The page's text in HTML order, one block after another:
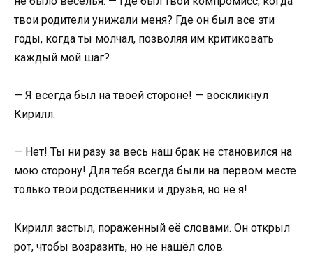
твои родители унижали меня? Где он был все эти
годы, когда ты молчал, позволяя им критиковать
каждый мой шаг?
— Я всегда был на твоей стороне! — воскликнул
Кирилл.
— Нет! Ты ни разу за весь наш брак не становился на
мою сторону! Для тебя всегда были на первом месте
только твои родственники и друзья, но не я!
Кирилл застыл, пораженный её словами. Он открыл
рот, чтобы возразить, но не нашёл слов.